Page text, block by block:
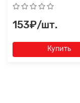
153₽/шт.
Купить